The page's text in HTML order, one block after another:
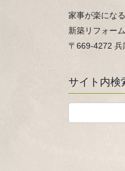
家事が楽にな
新築リフォー
〒669-4272 兵
サイト内検